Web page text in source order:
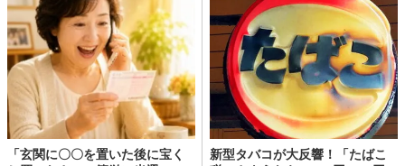
「玄関に〇〇を置いた後に宝く
新型タバコが大反響！「たばこ